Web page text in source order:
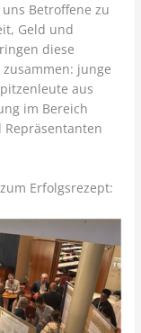
Betroffene zu
Geld und
diese
junge
aus
im Bereich
Erfolgsrezept: